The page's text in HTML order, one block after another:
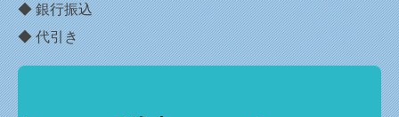
◆ 銀行振込
◆ 代引き